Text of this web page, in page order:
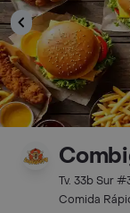
Tv. 33b Sur
Comida